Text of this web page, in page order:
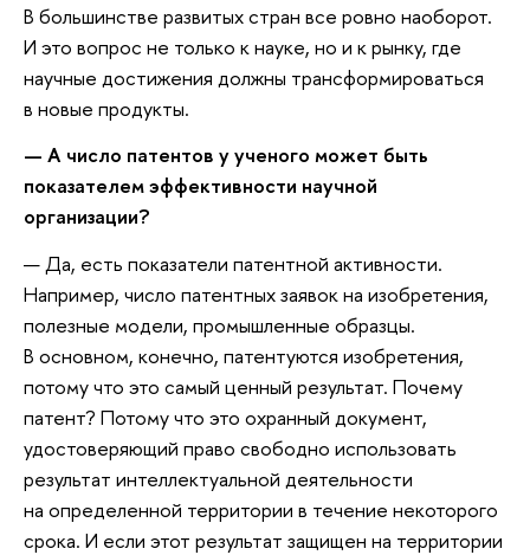
В большинстве развитых стран все ровно наоборот.
И это вопрос не только к науке, но и к рынку, где
научные достижения должны трансформироваться
в новые продукты.
— А число патентов у ученого может быть
показателем эффективности научной
организации?
— Да, есть показатели патентной активности.
Например, число патентных заявок на изобретения,
полезные модели, промышленные образцы.
В основном, конечно, патентуются изобретения,
потому что это самый ценный результат. Почему
патент? Потому что это охранный документ,
удостоверяющий право свободно использовать
результат интеллектуальной деятельности
на определенной территории в течение некоторого
срока. И если этот результат защищен на территории